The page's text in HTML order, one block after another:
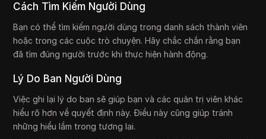
Cách Tìm Kiếm Người Dùng
Bạn có thể tìm kiếm người dùng trong danh sách thành viên
hoặc trong các cuộc trò chuyện. Hãy chắc chắn rằng bạn
đã tìm đúng người trước khi thực hiện hành động.
Lý Do Ban Người Dùng
Việc ghi lại lý do ban sẽ giúp bạn và các quản trị viên khác
hiểu rõ hơn về quyết định này. Điều này cũng giúp tránh
những hiểu lầm trong tương lai.